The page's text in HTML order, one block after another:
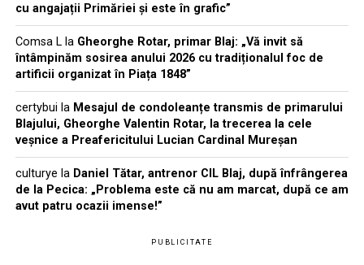
cu angajații Primăriei și este în grafic”
Comsa Lla Gheorghe Rotar, primar Blaj: „Vă invit să
întâmpinăm sosirea anului 2026 cu tradiționalul foc de
artificii organizat în Piața 1848”
certybui la Mesajul de condoleanțe transmis de primarului
Blajului, Gheorghe Valentin Rotar, la trecerea la cele
veșnice a Preafericitului Lucian Cardinal Mureșan
culturye la Daniel Tătar, antrenor CIL Blaj, după înfrângerea
de la Pecica: „Problema este că nu am marcat, după ce am
avut patru ocazii imense!”
PUBLICITATE